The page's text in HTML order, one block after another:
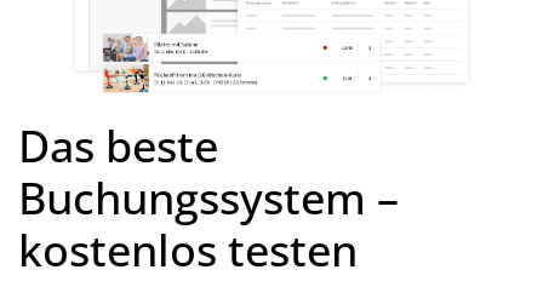
Das beste
Buchungssystem –
kostenlos testen